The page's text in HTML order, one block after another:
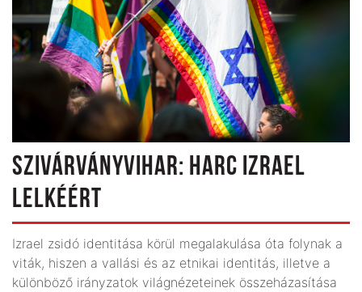
SZIVÁRVÁNYVIHAR: HARC IZRAEL
LELKÉÉRT
Izrael zsidó identitása körül megalakulása óta folynak a
viták, hiszen a vallási és az etnikai identitás, illetve a
különböző irányzatok világnézeteinek összeházasítása